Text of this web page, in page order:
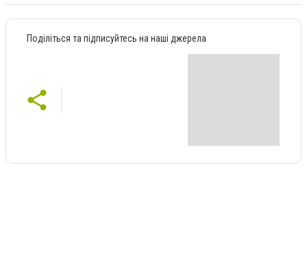
Поділіться та підписуйтесь на наші джерела